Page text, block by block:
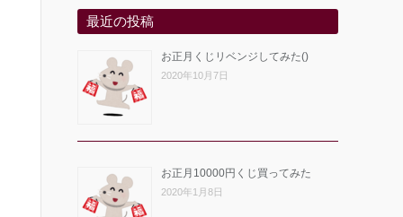
最近の投稿
お正月くじリベンジしてみた()
2020年10月7日
お正月10000円くじ買ってみた
2020年1月8日